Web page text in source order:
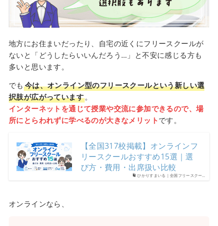
地方にお住まいだったり、自宅の近くにフリースクールが
ないと「どうしたらいいんだろう…」と不安に感じる方も
多いと思います。
でも 今は、オンライン型のフリースクールという新しい選
択肢が広がっています。
インターネットを通じて授業や交流に参加できるので、場
所にとらわれずに学べるのが大きなメリット です。
ひかりすまいる｜全国フリースクー…
【全国317校掲載】オンラインフ
リースクールおすすめ15選｜選
び方・費用・出席扱い比較
オンラインなら、